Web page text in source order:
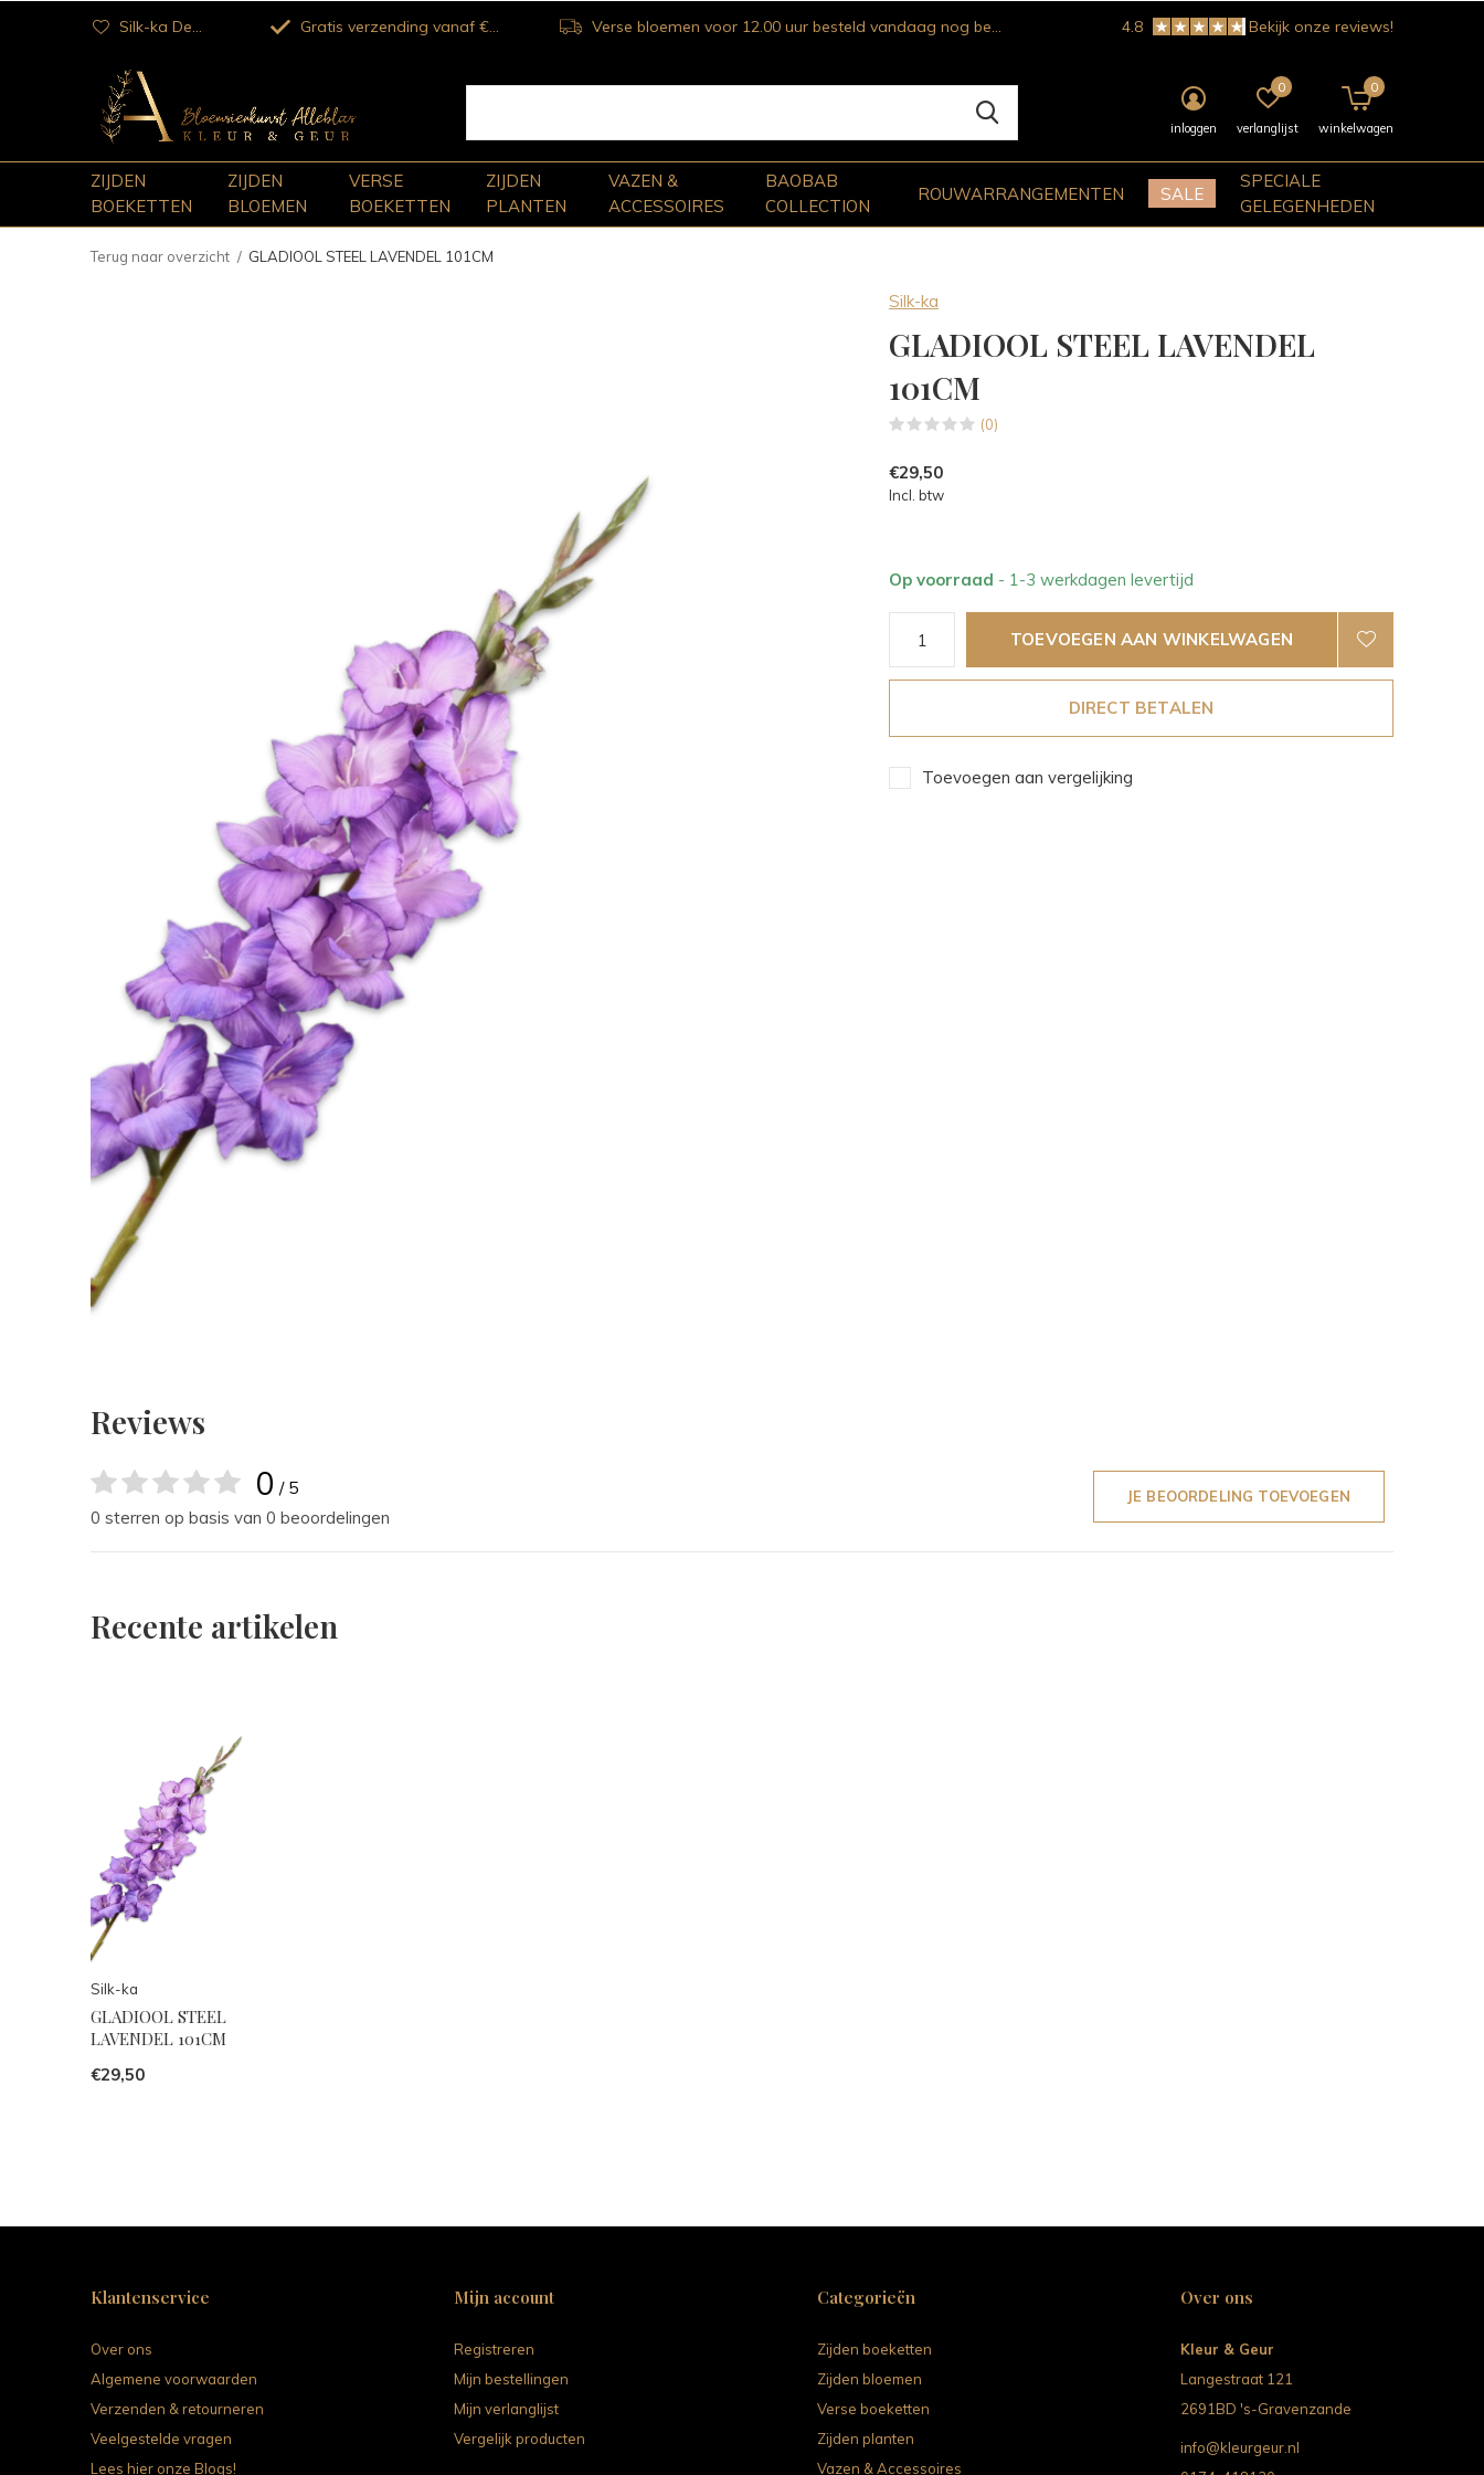
ZIJDEN
BOEKETTEN
ZIJDEN
BLOEMEN
VERSE
BOEKETTEN
ZIJDEN
PLANTEN
VAZEN &
ACCESSOIRES
BAOBAB
COLLECTION
ROUWARRANGEMENTEN SALE
SPECIALE
GELEGENHEDEN
inloggen verlanglijst
0
winkelwagen
0
Silk-ka Dealer Gratis verzending vanaf €100 Verse bloemen voor 12.00 uur besteld vandaag nog bezorgd! 4.8 Bekijk onze reviews!
Terug naar overzicht GLADIOOL STEEL LAVENDEL 101CM
Silk-ka
GLADIOOL STEEL LAVENDEL
101CM
(0)
€29,50
Incl. btw
Op voorraad - 1-3 werkdagen levertijd
TOEVOEGEN AAN WINKELWAGEN
DIRECT BETALEN
Toevoegen aan vergelijking
Reviews
0 / 5
0 sterren op basis van 0 beoordelingen
JE BEOORDELING TOEVOEGEN
Recente artikelen
Silk-ka
GLADIOOL STEEL
LAVENDEL 101CM
€29,50
Klantenservice
Over ons
Algemene voorwaarden
Verzenden & retourneren
Veelgestelde vragen
Lees hier onze Blogs!
Mijn account
Registreren
Mijn bestellingen
Mijn verlanglijst
Vergelijk producten
Categorieën
Zijden boeketten
Zijden bloemen
Verse boeketten
Zijden planten
Vazen & Accessoires
Over ons
Kleur & Geur
Langestraat 121
2691BD 's-Gravenzande
info@kleurgeur.nl